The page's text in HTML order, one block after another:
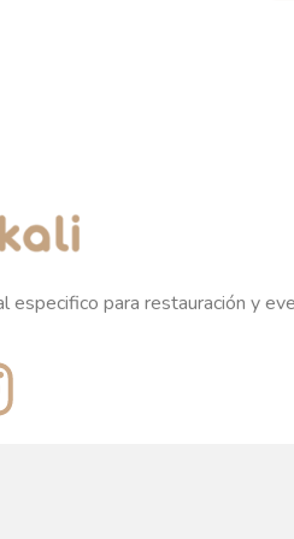
especifico para restauración y